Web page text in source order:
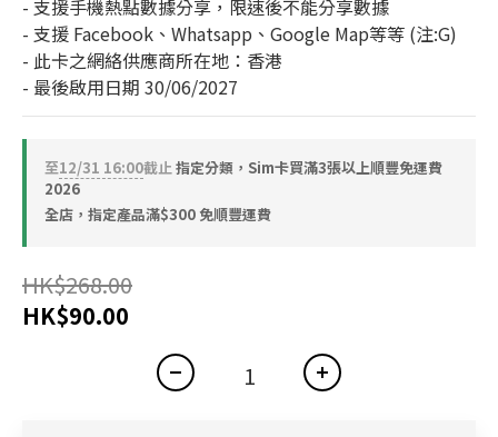
- 支援手機熱點數據分享，限速後不能分享數據
- 支援 Facebook、Whatsapp、Google Map等等 (注:G)
- 此卡之網絡供應商所在地：香港
- 最後啟用日期 30/06/2027
至12/31 16:00截止指定分類，Sim卡買滿3張以上順豐免運費
2026
全店，指定產品滿$300 免順豐運費
HK$268.00
HK$90.00